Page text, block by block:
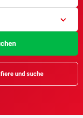
und suche